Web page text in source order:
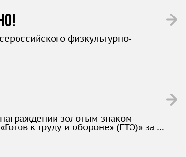
физкультурно-
золотым знаком
к труду и обороне» (ГТО)» за 3